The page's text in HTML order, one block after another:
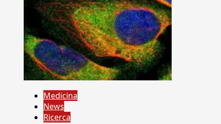
Medicina
News
Ricerca